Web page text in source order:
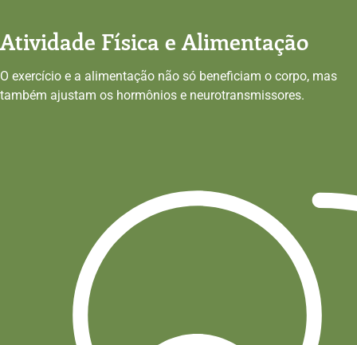
Atividade Física e Alimentação
O exercício e a alimentação não só beneficiam o corpo, mas
também ajustam os hormônios e neurotransmissores.